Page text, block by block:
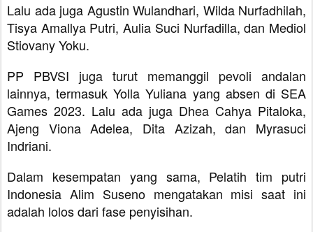
Lalu ada juga Agustin Wulandhari, Wilda Nurfadhilah,
Tisya Amallya Putri, Aulia Suci Nurfadilla, dan Mediol
Stiovany Yoku.
PP PBVSI juga turut memanggil pevoli andalan
lainnya, termasuk Yolla Yuliana yang absen di SEA
Games 2023. Lalu ada juga Dhea Cahya Pitaloka,
Ajeng Viona Adelea, Dita Azizah, dan Myrasuci
Indriani.
Dalam kesempatan yang sama, Pelatih tim putri
Indonesia Alim Suseno mengatakan misi saat ini
adalah lolos dari fase penyisihan.